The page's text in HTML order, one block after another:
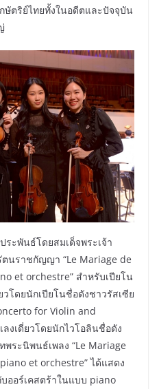
ตริย์ไทยทั้งในอดีตและปัจจุบัน
ระพันธ์โดยสมเด็จพระเจ้า
นราชกัญญา “Le Mariage de
et orchestre” สำหรับเปียโน
วโดยนักเปียโนชื่อดังชาวรัสเซีย
for Violin and
งเดี่ยวโดยนักไวโอลินชื่อดัง
ระนิพนธ์เพลง “Le Mariage
et orchestre” ได้แสดง
ออร์เคสตร้าในแบบ piano